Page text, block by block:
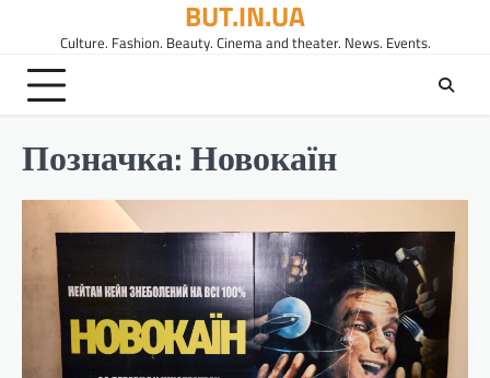
вмісту
BUT.IN.UA
Culture. Fashion. Beauty. Cinema and theater. News. Events.
Позначка:Новокаїн